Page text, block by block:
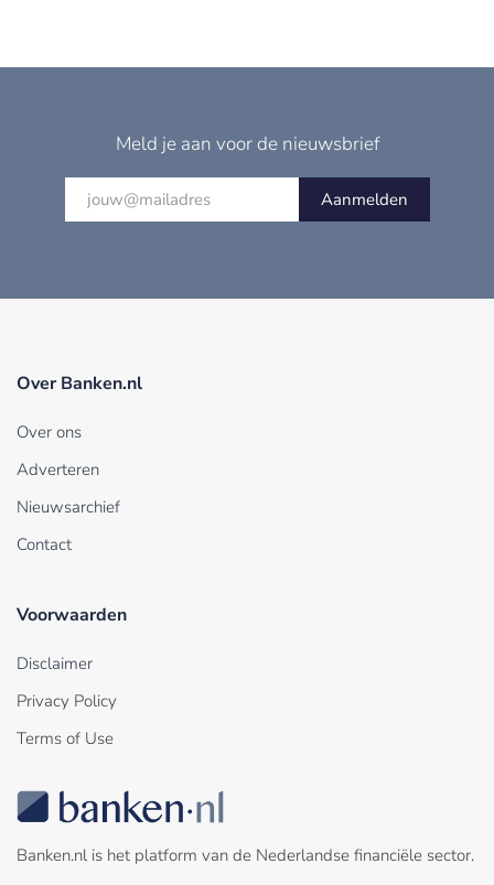
Meld je aan voor de nieuwsbrief
Aanmelden
Over Banken.nl
Over ons
Adverteren
Nieuwsarchief
Contact
Voorwaarden
Disclaimer
Privacy Policy
Terms of Use
Banken.nl is het platform van de Nederlandse financiële sector.